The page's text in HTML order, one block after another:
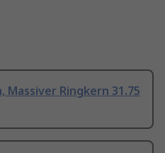
Ringkern 31.75